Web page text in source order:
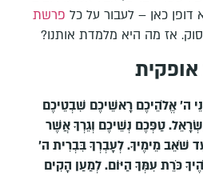
דופן כאן – לעבור על כל פרשת
אז מה היא מלמדת אותנו?
ה' אֱלֹהֵיכֶם רָאשֵׁיכֶם שִׁבְטֵיכֶם
טַפְּכֶם נְשֵׁיכֶם וְגֵרְךָ אֲשֶׁר
שֹׁאֵב מֵימֶיךָ. לְעָבְרְךָ בִּבְרִית ה'
כֹּרֵת עִמְּךָ הַיּוֹם. לְמַעַן הָקִים